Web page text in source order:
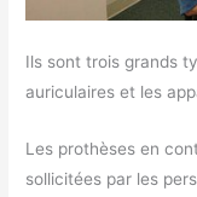
Ils sont trois grands
auriculaires et les
Les prothèses en
sollicitées par les